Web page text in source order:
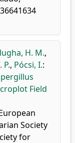
H. M.,
P., Pócsi, I.:
Field
Society
for